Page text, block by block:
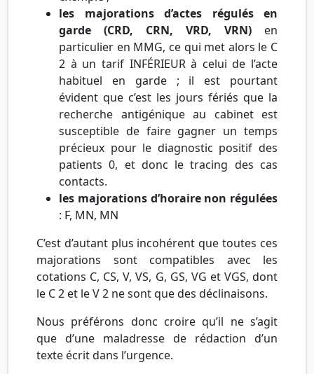
les majorations d’actes régulés en
garde (CRD, CRN, VRD, VRN) en
particulier en MMG, ce qui met alors le C
2 à un tarif INFÉRIEUR à celui de l’acte
habituel en garde ; il est pourtant
évident que c’est les jours fériés que la
recherche antigénique au cabinet est
susceptible de faire gagner un temps
précieux pour le diagnostic positif des
patients 0, et donc le tracing des cas
contacts.
les majorations d’horaire non régulées
: F, MN, MN
C’est d’autant plus incohérent que toutes ces
majorations sont compatibles avec les
cotations C, CS, V, VS, G, GS, VG et VGS, dont
le C 2 et le V 2 ne sont que des déclinaisons.
Nous préférons donc croire qu’il ne s’agit
que d’une maladresse de rédaction d’un
texte écrit dans l’urgence.